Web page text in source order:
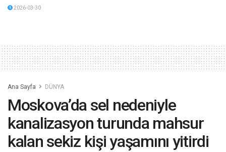
2026-03-30
Ana Sayfa DÜNYA
Moskova’da sel nedeniyle
kanalizasyon turunda mahsur
kalan sekiz kişi yaşamını yitirdi